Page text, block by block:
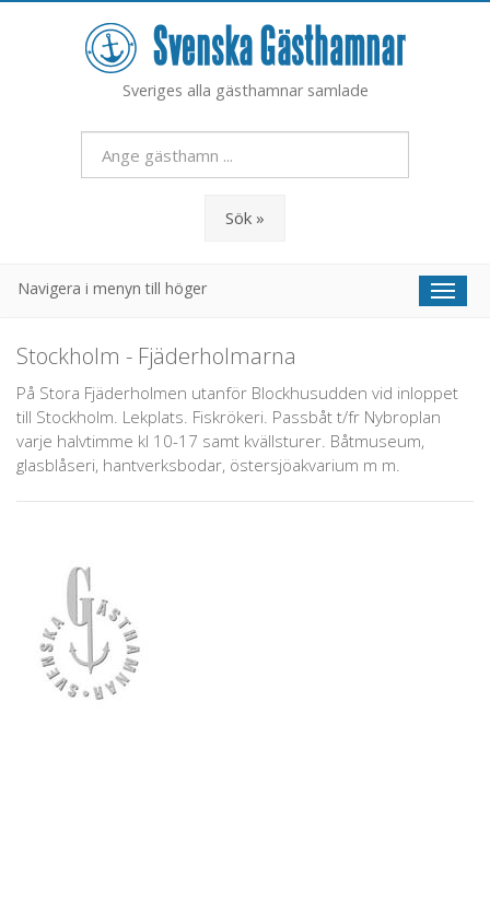
Sveriges alla gästhamnar samlade
Sök »
Navigera i menyn till höger
Toggle
Stockholm - Fjäderholmarna
På Stora Fjäderholmen utanför Blockhusudden vid inloppet
till Stockholm. Lekplats. Fiskrökeri. Passbåt t/fr Nybroplan
varje halvtimme kl 10-17 samt kvällsturer. Båtmuseum,
glasblåseri, hantverksbodar, östersjöakvarium m m.